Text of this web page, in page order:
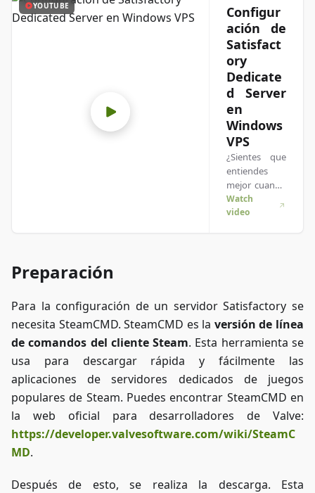
YOUTUBE
Configur
ación de
Satisfact
ory
Dedicate
d Server
en
Windows
VPS
¿Sientes que
entiendes
mejor cuando
ves las cosas
en acción? ¡Te
Ya sea que
tengas prisa o
prefieras
absorber la
info de la
forma más
entretenida
posible.
Watch
video
Preparación
Para la configuración de un servidor Satisfactory se
necesita SteamCMD. SteamCMD es la versión de línea
de comandos del cliente Steam. Esta herramienta se
usa para descargar rápida y fácilmente las
aplicaciones de servidores dedicados de juegos
populares de Steam. Puedes encontrar SteamCMD en
la web oficial para desarrolladores de Valve:
https://developer.valvesoftware.com/wiki/SteamC
MD.
Después de esto, se realiza la descarga. Esta